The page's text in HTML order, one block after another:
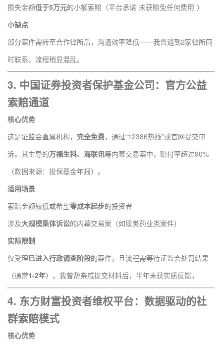
损失金额低于5万元的小额索赔（平台承诺“未获赔免任何费用”）
小缺点
部分案件需转至合作律所后，沟通效率降低——我曾遇到2家律所同
时联系，流程稍显混乱。
3. 中国证券投资者保护基金公司：官方公益
索赔通道
核心优势
这是证监会直属机构， 完全免费，通过“12386热线”或官网提交申
诉。其主导的万福生科、海联讯等内幕交易案中，赔付率超过90%
（数据来源：投保基金年报）。
适用场景
索赔金额较低或希望零成本起步的投资者
涉及大规模集体诉讼的内幕交易案（如康美药业类案件）
实际限制
仅受理已进入行政调查阶段的案件，且流程需等待证监会处罚结果
（通常1-2年）。我曾帮亲戚提交材料后，半年未获实质反馈。
4. 东方财富投资者维权平台：数据驱动的社
群索赔模式
核心优势